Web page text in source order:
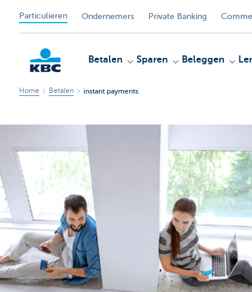
Particulieren Ondernemers Private Banking
KBC
Betalen Sparen Beleggen
Home Betalen instant payments